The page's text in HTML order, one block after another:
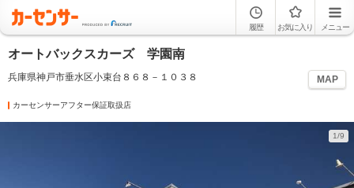
履歴 お気に入り メニュー
オートバックスカーズ 学園南
兵庫県神戸市垂水区小束台８６８－１０３８ MAP
カーセンサーアフター保証取扱店
1/9